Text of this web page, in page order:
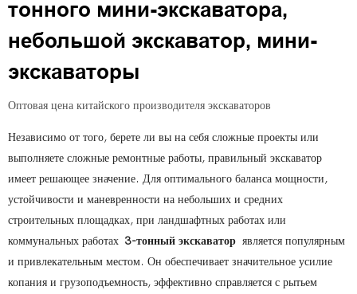
тонного мини-экскаватора,
небольшой экскаватор, мини-
экскаваторы
Оптовая цена китайского производителя экскаваторов
Независимо от того, берете ли вы на себя сложные проекты или
выполняете сложные ремонтные работы, правильный экскаватор
имеет решающее значение. Для оптимального баланса мощности,
устойчивости и маневренности на небольших и средних
строительных площадках, при ландшафтных работах или
коммунальных работах 3-тонный экскаватор является популярным
и привлекательным местом. Он обеспечивает значительное усилие
копания и грузоподъемность, эффективно справляется с рытьем